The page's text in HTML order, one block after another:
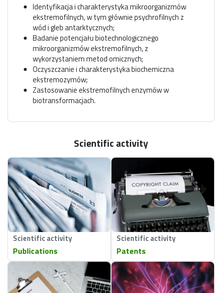
Identyfikacja i charakterystyka mikroorganizmów
ekstremofilnych, w tym głównie psychrofilnych z
wód i gleb antarktycznych;
Badanie potencjału biotechnologicznego
mikroorganizmów ekstremofilnych, z
wykorzystaniem metod omicznych;
Oczyszczanie i charakterystyka biochemiczna
ekstremozymów;
Zastosowanie ekstremofilnych enzymów w
biotransformacjach.
Scientific activity
Scientific activity
Publications
Scientific activity
Patents